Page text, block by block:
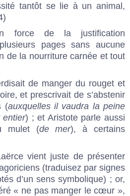
tantôt se lie à un animal,
force de la justification
pages sans aucune
de la nourriture carnée et tout
de manger du rouget et
et prescrivait de s’abstenir
(auxquelles il vaudra la peine
entier) ; et Aristote parle aussi
mulet (de mer), à certains
vient juste de présenter
(traduisez par signes
d’un sens symbolique) ; or,
« ne pas manger le cœur »,